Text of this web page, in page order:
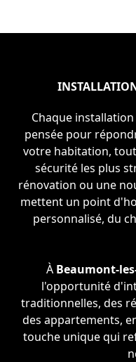
Chaque
pensée pour
votre habitation,
sécurité les plus
rénovation ou une
mettent un point
personnalisé, du
À Beaumont-
l'opportunité
traditionnelles, des
des appartements,
touche unique qui